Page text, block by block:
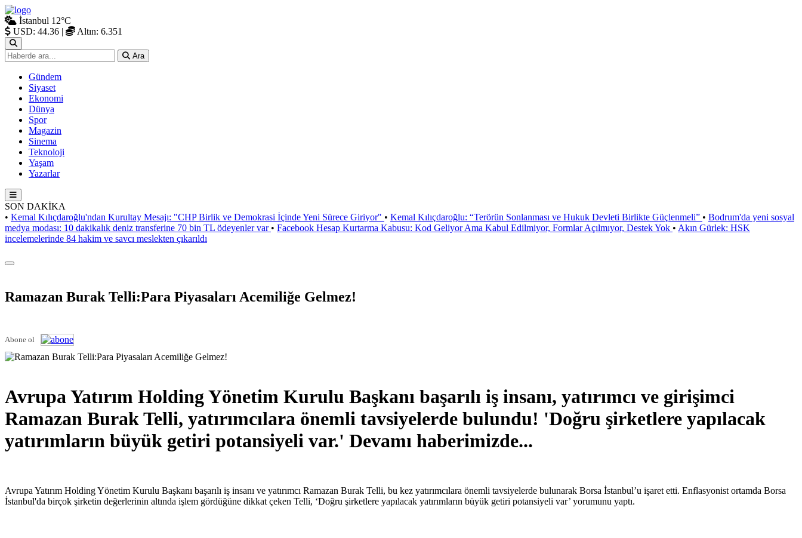
İstanbul 12°C
USD: 44.36 | Altın: 6.351
Ara
Gündem
Siyaset
Ekonomi
Dünya
Spor
Magazin
Sinema
Teknoloji
Yaşam
Yazarlar
SON DAKİKA
• Kemal Kılıçdaroğlu'ndan Kurultay Mesajı: "CHP Birlik ve Demokrasi İçinde Yeni Sürece Giriyor" • Kemal Kılıçdaroğlu: “Terörün Sonlanması ve Hukuk Devleti Birlikte Güçlenmeli” • Bodrum'da yeni sosyal
medya modası: 10 dakikalık deniz transferine 70 bin TL ödeyenler var • Facebook Hesap Kurtarma Kabusu: Kod Geliyor Ama Kabul Edilmiyor, Formlar Açılmıyor, Destek Yok • Akın Gürlek: HSK
incelemelerinde 84 hakim ve savcı meslekten çıkarıldı
Ramazan Burak Telli:Para Piyasaları Acemiliğe Gelmez!
Abone ol
Avrupa Yatırım Holding Yönetim Kurulu Başkanı başarılı iş insanı, yatırımcı ve girişimci
Ramazan Burak Telli, yatırımcılara önemli tavsiyelerde bulundu! 'Doğru şirketlere yapılacak
yatırımların büyük getiri potansiyeli var.' Devamı haberimizde...
Avrupa Yatırım Holding Yönetim Kurulu Başkanı başarılı iş insanı ve yatırımcı Ramazan Burak Telli, bu kez yatırımcılara önemli tavsiyelerde bulunarak Borsa İstanbul’u işaret etti. Enflasyonist ortamda Borsa
İstanbul'da birçok şirketin değerlerinin altında işlem gördüğüne dikkat çeken Telli, ‘Doğru şirketlere yapılacak yatırımların büyük getiri potansiyeli var’ yorumunu yaptı.